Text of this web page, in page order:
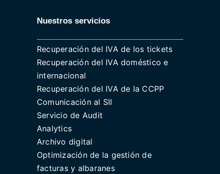
Nuestros servicios
Recuperación del IVA de los tickets
Recuperación del IVA doméstico e
internacional
Recuperación del IVA de la CCPP
Comunicación al SII
Servicio de Audit
Analytics
Archivo digital
Optimización de la gestión de
facturas y albaranes